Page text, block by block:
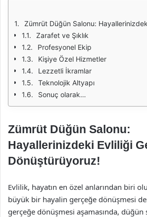
Zümrüt Düğün Salonu: Hayallerinizdeki Evliliği
Zarafet ve Şıklık
Profesyonel Ekip
Kişiye Özel Hizmetler
Lezzetli İkramlar
Teknolojik Altyapı
Sonuç olarak…
Zümrüt Düğün Salonu:
Hayallerinizdeki Evliliği
Dönüştürüyoruz!
Evlilik, hayatın en özel anlarından biri
büyük bir hayalin gerçeğe dönüşmesi
gerçeğe dönüşmesi aşamasında,